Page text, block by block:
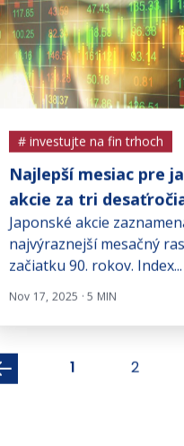
Najlepší mesiac pre
akcie za tri
Japonské akcie
najvýraznejší mesačný